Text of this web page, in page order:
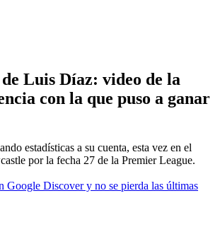
Luis Díaz: video de la
con la que puso a ganar
estadísticas a su cuenta, esta vez en el
por la fecha 27 de la Premier League.
Google Discover y no se pierda las últimas